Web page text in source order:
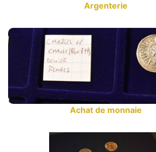
Argenterie
Achat de monnaie